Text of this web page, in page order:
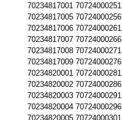
70234817001 70724000251
70234817005 70724000256
70234817006 70724000261
70234817007 70724000266
70234817008 70724000271
70234817009 70724000276
70234820001 70724000281
70234820002 70724000286
70234820003 70724000291
70234820004 70724000296
70234820005 70724000301